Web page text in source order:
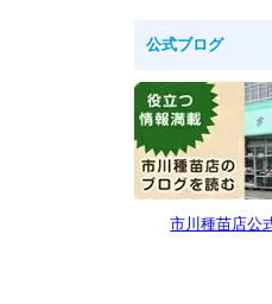
公式ブログ
市川種苗店公